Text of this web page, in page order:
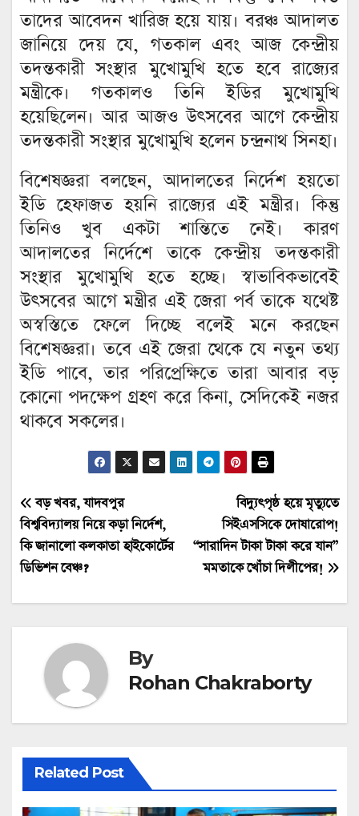
তাদের আবেদন খারিজ হয়ে যায়। বরঞ্চ আদালত
জানিয়ে দেয় যে, গতকাল এবং আজ কেন্দ্রীয়
তদন্তকারী সংস্থার মুখোমুখি হতে হবে রাজ্যের
মন্ত্রীকে। গতকালও তিনি ইডির মুখোমুখি
হয়েছিলেন। আর আজও উৎসবের আগে কেন্দ্রীয়
তদন্তকারী সংস্থার মুখোমুখি হলেন চন্দ্রনাথ সিনহা।
বিশেষজ্ঞরা বলছেন, আদালতের নির্দেশ হয়তো
ইডি হেফাজত হয়নি রাজ্যের এই মন্ত্রীর। কিন্তু
তিনিও খুব একটা শান্তিতে নেই। কারণ
আদালতের নির্দেশে তাকে কেন্দ্রীয় তদন্তকারী
সংস্থার মুখোমুখি হতে হচ্ছে। স্বাভাবিকভাবেই
উৎসবের আগে মন্ত্রীর এই জেরা পর্ব তাকে যথেষ্ট
অস্বস্তিতে ফেলে দিচ্ছে বলেই মনে করছেন
বিশেষজ্ঞরা। তবে এই জেরা থেকে যে নতুন তথ্য
ইডি পাবে, তার পরিপ্রেক্ষিতে তারা আবার বড়
কোনো পদক্ষেপ গ্রহণ করে কিনা, সেদিকেই নজর
থাকবে সকলের।
Post
navigation
বিদ্যুৎপৃষ্ঠ হয়ে মৃত্যুতে
সিইএসসিকে দোষারোপ!
“সারাদিন টাকা টাকা করে যান”
মমতাকে খোঁচা দিলীপের!
বড় খবর, যাদবপুর
বিশ্ববিদ্যালয় নিয়ে কড়া নির্দেশ,
কি জানালো কলকাতা হাইকোর্টের
ডিভিশন বেঞ্চ?
By
Rohan Chakraborty
Related Post